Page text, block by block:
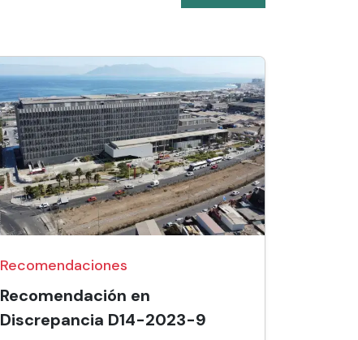
Recomendaciones
Recomendación en
Discrepancia D14-2023-9